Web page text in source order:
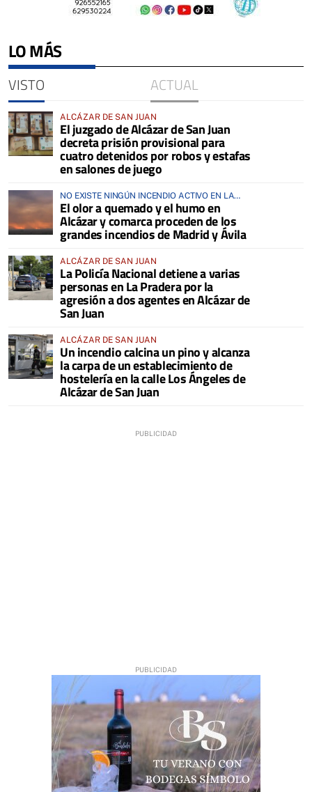
LO MÁS
VISTO ACTUAL
ALCÁZAR DE SAN JUAN
El juzgado de Alcázar de San Juan
decreta prisión provisional para
cuatro detenidos por robos y estafas
en salones de juego
NO EXISTE NINGÚN INCENDIO ACTIVO EN LA
COMARCA
El olor a quemado y el humo en
Alcázar y comarca proceden de los
grandes incendios de Madrid y Ávila
ALCÁZAR DE SAN JUAN
La Policía Nacional detiene a varias
personas en La Pradera por la
agresión a dos agentes en Alcázar de
San Juan
ALCÁZAR DE SAN JUAN
Un incendio calcina un pino y alcanza
la carpa de un establecimiento de
hostelería en la calle Los Ángeles de
Alcázar de San Juan